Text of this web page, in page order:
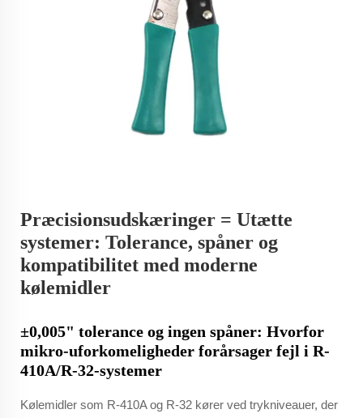
Præcisionsudskæringer = Utætte
systemer: Tolerance, spåner og
kompatibilitet med moderne
kølemidler
±0,005" tolerance og ingen spåner: Hvorfor
mikro-uforkomeligheder forårsager fejl i R-
410A/R-32-systemer
Kølemidler som R-410A og R-32 kører ved trykniveauer, der